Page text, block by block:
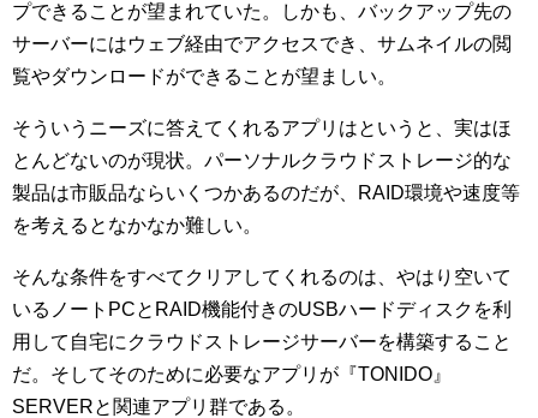
プできることが望まれていた。しかも、バックアップ先の
サーバーにはウェブ経由でアクセスでき、サムネイルの閲
覧やダウンロードができることが望ましい。
そういうニーズに答えてくれるアプリはというと、実はほ
とんどないのが現状。パーソナルクラウドストレージ的な
製品は市販品ならいくつかあるのだが、RAID環境や速度等
を考えるとなかなか難しい。
そんな条件をすべてクリアしてくれるのは、やはり空いて
いるノートPCとRAID機能付きのUSBハードディスクを利
用して自宅にクラウドストレージサーバーを構築すること
だ。そしてそのために必要なアプリが『TONIDO』
SERVERと関連アプリ群である。